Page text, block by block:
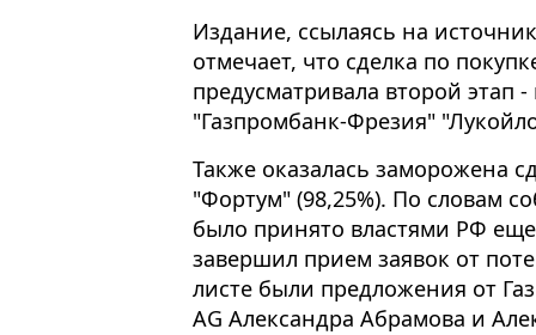
Издание, ссылаясь на
отмечает, что сделка по
предусматривала второй этап
"Газпромбанк-Фрезия"
Также оказалась заморожена
"Фортум" (98,25%). По словам
было принято властями РФ
завершил прием заявок от
листе были предложения от
AG Александра Абрамова и